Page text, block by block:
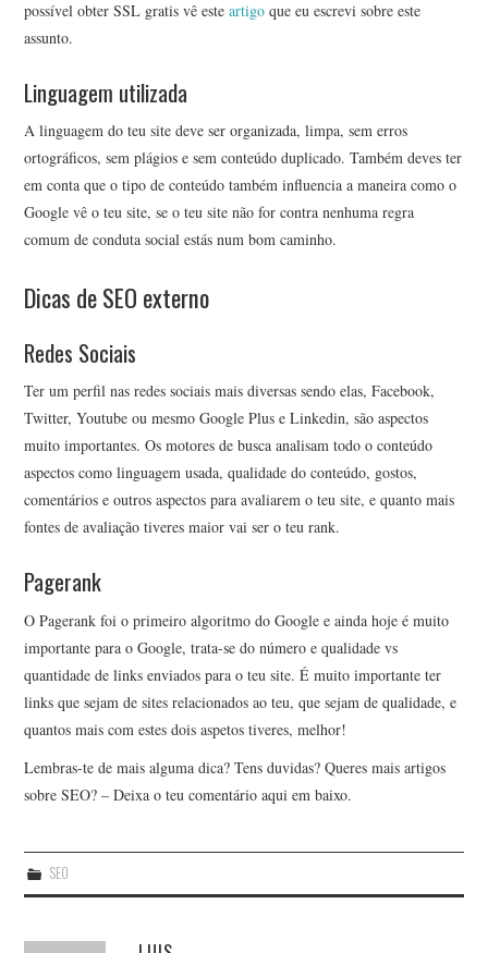
possível obter SSL gratis vê esteartigo que eu escrevi sobre este
assunto.
Linguagem utilizada
A linguagem do teu site deve ser organizada, limpa, sem erros
ortográficos, sem plágios e sem conteúdo duplicado. Também deves ter
em conta que o tipo de conteúdo também influencia a maneira como o
Google vê o teu site, se o teu site não for contra nenhuma regra
comum de conduta social estás num bom caminho.
Dicas de SEO externo
Redes Sociais
Ter um perfil nas redes sociais mais diversas sendo elas, Facebook,
Twitter, Youtube ou mesmo Google Plus e Linkedin, são aspectos
muito importantes. Os motores de busca analisam todo o conteúdo
aspectos como linguagem usada, qualidade do conteúdo, gostos,
comentários e outros aspectos para avaliarem o teu site, e quanto mais
fontes de avaliação tiveres maior vai ser o teu rank.
Pagerank
O Pagerank foi o primeiro algoritmo do Google e ainda hoje é muito
importante para o Google, trata-se do número e qualidade vs
quantidade de links enviados para o teu site. É muito importante ter
links que sejam de sites relacionados ao teu, que sejam de qualidade, e
quantos mais com estes dois aspetos tiveres, melhor!
Lembras-te de mais alguma dica? Tens duvidas? Queres mais artigos
sobre SEO? – Deixa o teu comentário aqui em baixo.
SEO